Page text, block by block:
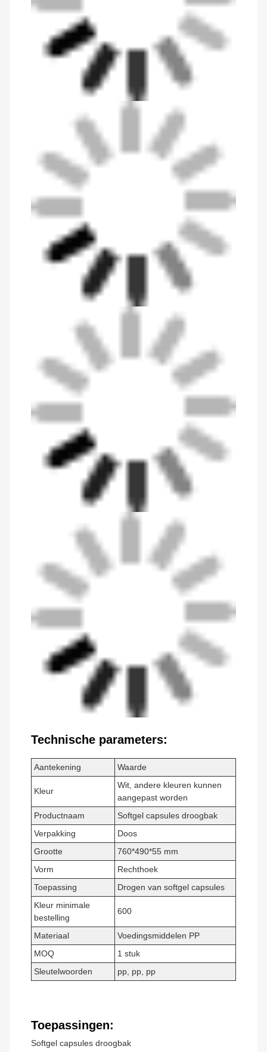
Technische parameters:
Aantekening Waarde
Kleur
Wit, andere kleuren kunnen
aangepast worden
Productnaam
Softgel capsules droogbak
Verpakking
Doos
Grootte
760*490*55 mm
Vorm
Rechthoek
Toepassing
Drogen van softgel capsules
Kleur minimale
bestelling
600
Materiaal
Voedingsmiddelen PP
MOQ
1 stuk
Sleutelwoorden
pp, pp, pp
Toepassingen:
Softgel capsules droogbak